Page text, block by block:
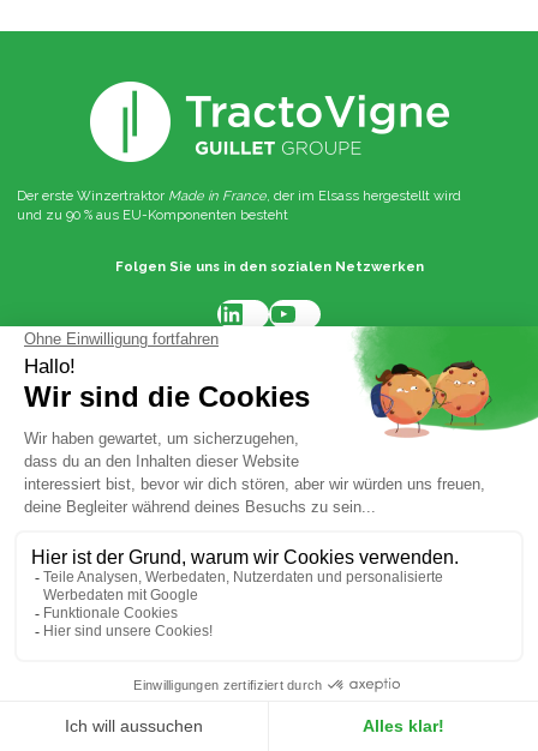
Der erste Winzertraktor Made in France, der im Elsass hergestellt wird
und zu 90 % aus EU-Komponenten besteht
Folgen Sie uns in den sozialen Netzwerken
LinkedInYouTube
InstagramFacebook
Instandhaltung des
Winzertraktors
Kundendienst
Besuchen Sie unsere anderen Marken
Guillet